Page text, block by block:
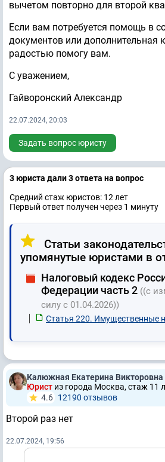
вычетом повторно для второй
Если вам потребуется помощь в
документов или дополнительная
радостью помогу вам.
С уважением,
Гайворонский Александр
22.07.2024, 20:03
Задать вопрос юристу
3 юристa дали 3 ответa на вопрос
Средний стаж юристов: 12 лет
Первый ответ получен через 1 минуту
Статьи
упомянутые юристами в
Налоговый кодекс
Федерации часть 2 ((с
силу с 01.04.2026))
Статья 220. Имущественные
Калюжная Екатерина Викторовна
Юрист из города Москва, стаж 11
4.6 12190 отзывов
Второй раз нет
22.07.2024, 19:56